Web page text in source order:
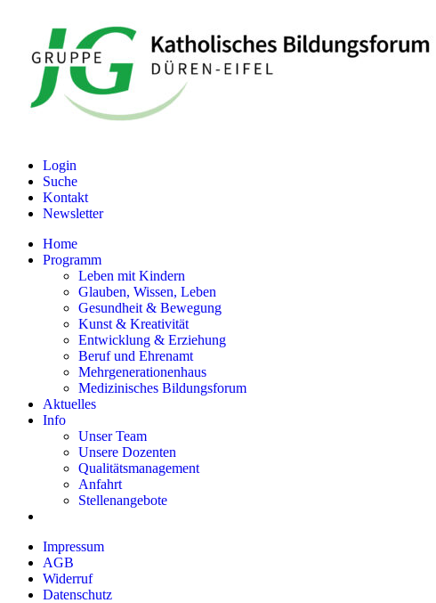
Login
Suche
Kontakt
Newsletter
Home
Programm
Leben mit Kindern
Glauben, Wissen, Leben
Gesundheit & Bewegung
Kunst & Kreativität
Entwicklung & Erziehung
Beruf und Ehrenamt
Mehrgenerationenhaus
Medizinisches Bildungsforum
Aktuelles
Info
Unser Team
Unsere Dozenten
Qualitätsmanagement
Anfahrt
Stellenangebote
Impressum
AGB
Widerruf
Datenschutz